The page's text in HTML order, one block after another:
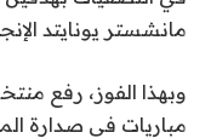
مانشستر يونايتد
مباريات في صدارة